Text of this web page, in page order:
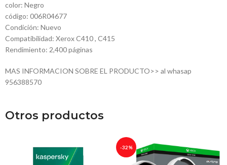
color: Negro
código: 006R04677
Condición: Nuevo
Compatibilidad: Xerox C410 , C415
Rendimiento: 2,400 páginas
MAS INFORMACION SOBRE EL PRODUCTO>> al whasap
956388570
Otros productos
-32%